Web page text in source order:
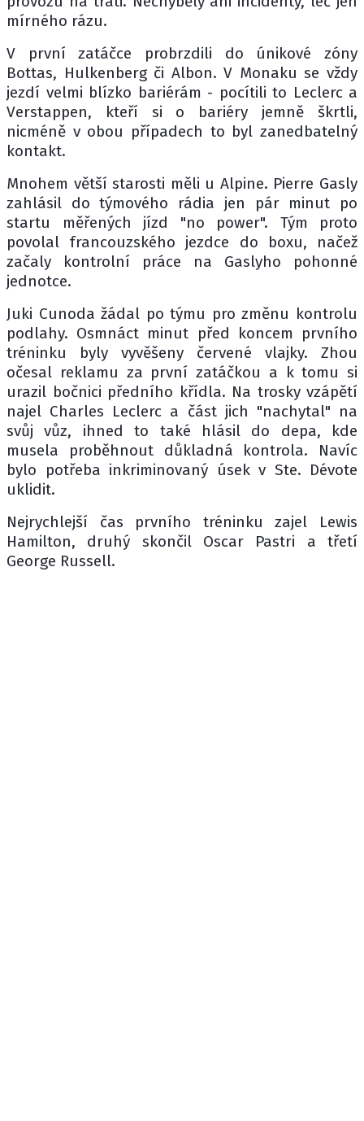
mírného rázu.
V první zatáčce probrzdili do únikové zóny
Bottas, Hulkenberg či Albon. V Monaku se vždy
jezdí velmi blízko bariérám - pocítili to Leclerc a
Verstappen, kteří si o bariéry jemně škrtli,
nicméně v obou případech to byl zanedbatelný
kontakt.
Mnohem větší starosti měli u Alpine. Pierre Gasly
zahlásil do týmového rádia jen pár minut po
startu měřených jízd "no power". Tým proto
povolal francouzského jezdce do boxu, načež
začaly kontrolní práce na Gaslyho pohonné
jednotce.
Juki Cunoda žádal po týmu pro změnu kontrolu
podlahy. Osmnáct minut před koncem prvního
tréninku byly vyvěšeny červené vlajky. Zhou
očesal reklamu za první zatáčkou a k tomu si
urazil bočnici předního křídla. Na trosky vzápětí
najel Charles Leclerc a část jich "nachytal" na
svůj vůz, ihned to také hlásil do depa, kde
musela proběhnout důkladná kontrola. Navíc
bylo potřeba inkriminovaný úsek v Ste. Dévote
uklidit.
Nejrychlejší čas prvního tréninku zajel Lewis
Hamilton, druhý skončil Oscar Pastri a třetí
George Russell.